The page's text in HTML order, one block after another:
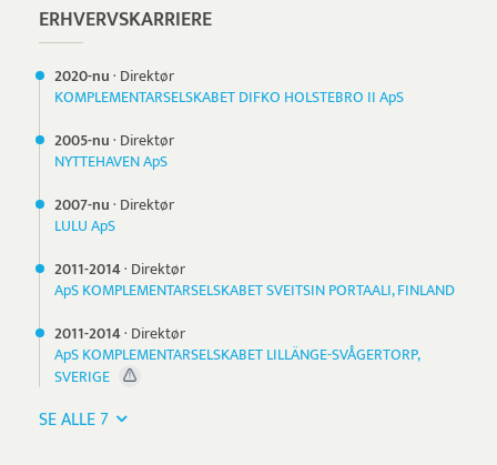
ERHVERVSKARRIERE
2020-nu· Direktør
KOMPLEMENTARSELSKABET DIFKO HOLSTEBRO II ApS
2005-nu· Direktør
NYTTEHAVEN ApS
2007-nu· Direktør
LULU ApS
2011-2014· Direktør
ApS KOMPLEMENTARSELSKABET SVEITSIN PORTAALI, FINLAND
2011-2014· Direktør
ApS KOMPLEMENTARSELSKABET LILLÄNGE-SVÅGERTORP,
SVERIGE
SE ALLE 7